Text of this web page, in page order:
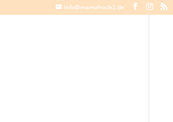
info@mamahoch2.de